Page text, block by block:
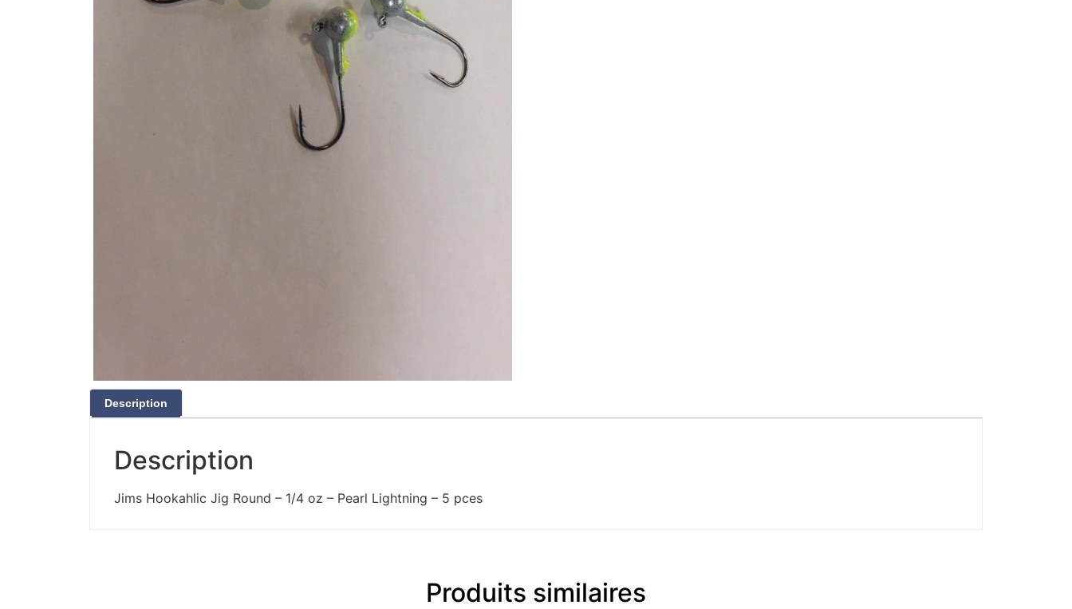
Description
Description
Jims Hookahlic Jig Round – 1/4 oz – Pearl Lightning – 5 pces
Produits similaires